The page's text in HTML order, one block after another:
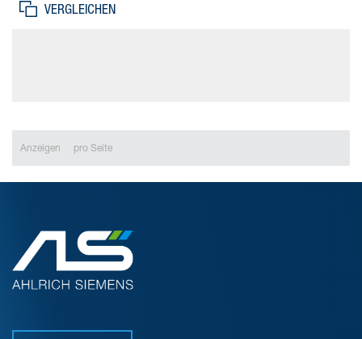
Endlage bei 0°=-5 - 5 deg, Verstellbereich Endlage bei 90°=-5 - 5
VERGLEICHEN
Anzeigen pro Seite